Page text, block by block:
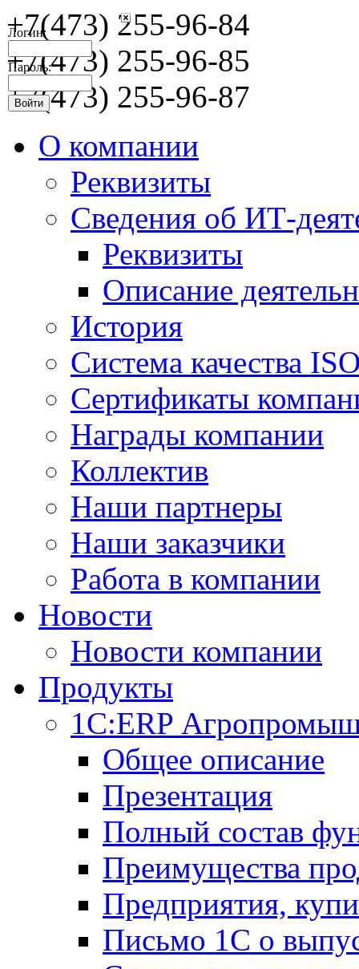
Логин:
Пароль:
+7(473) 255-96-84
+7(473) 255-96-85
+7(473) 255-96-87
О компании
Реквизиты
Сведения об ИТ-
Реквизиты
Описание
История
Система качества
Сертификаты
Награды компании
Коллектив
Наши партнеры
Наши заказчики
Работа в компании
Новости
Новости компании
Продукты
1С:ERP
Общее описание
Презентация
Полный состав
Преимущества
Предприятия,
Письмо 1С о